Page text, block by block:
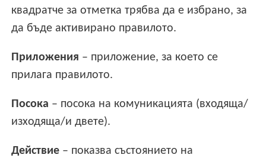
квадратче за отметка трябва да е избрано, за
да бъде активирано правилото.
Приложения – приложение, за което се
прилага правилото.
Посока – посока на комуникацията (входяща/
изходяща/и двете).
Действие – показва състоянието на